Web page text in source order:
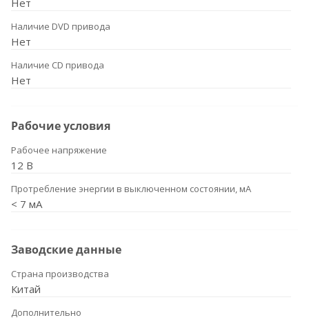
Нет
Наличие DVD привода
Нет
Наличие CD привода
Нет
Рабочие условия
Рабочее напряжение
12 В
Протребление энергии в выключенном состоянии, мА
< 7 мА
Заводские данные
Страна производства
Китай
Дополнительно